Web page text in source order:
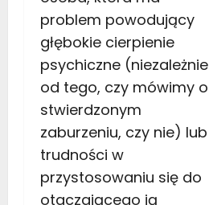
problem powodujący
głębokie cierpienie
psychiczne (niezależnie
od tego, czy mówimy o
stwierdzonym
zaburzeniu, czy nie) lub
trudności w
przystosowaniu się do
otaczającego ją